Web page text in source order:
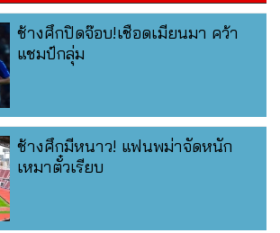
ช้างศึกปิดจ๊อบ!เชือดเมียนมา คว้า
แชมป์กลุ่ม
ช้างศึกมีหนาว! แฟนพม่าจัดหนัก
เหมาตั๋วเรียบ